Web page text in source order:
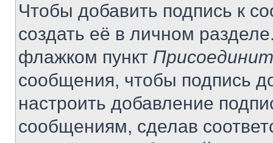
Чтобы добавить подпись к
создать её в личном
флажком пункт
сообщения, чтобы подпись
настроить добавление
сообщениям, сделав